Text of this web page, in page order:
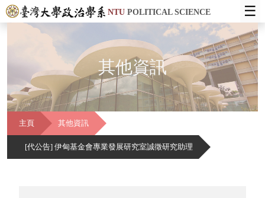
NTUPOLITICAL SCIENCE ☰
其他資訊
主頁 其他資訊
[代公告] 伊甸基金會專業發展研究室誠徵研究助理